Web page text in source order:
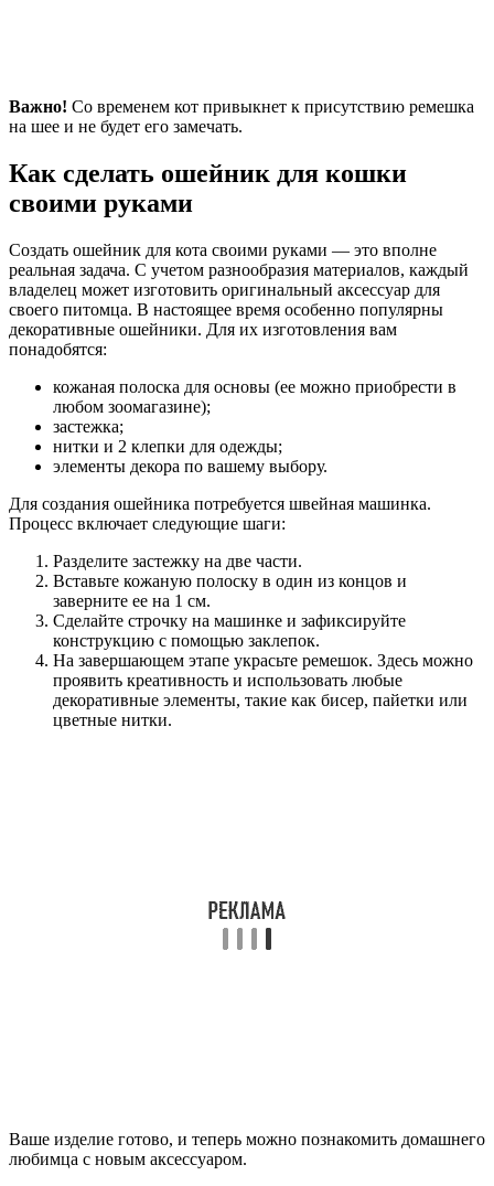
Важно! Со временем кот привыкнет к присутствию ремешка
на шее и не будет его замечать.
Как сделать ошейник для кошки
своими руками
Создать ошейник для кота своими руками — это вполне
реальная задача. С учетом разнообразия материалов, каждый
владелец может изготовить оригинальный аксессуар для
своего питомца. В настоящее время особенно популярны
декоративные ошейники. Для их изготовления вам
понадобятся:
кожаная полоска для основы (ее можно приобрести в
любом зоомагазине);
застежка;
нитки и 2 клепки для одежды;
элементы декора по вашему выбору.
Для создания ошейника потребуется швейная машинка.
Процесс включает следующие шаги:
Разделите застежку на две части.
Вставьте кожаную полоску в один из концов и
заверните ее на 1 см.
Сделайте строчку на машинке и зафиксируйте
конструкцию с помощью заклепок.
На завершающем этапе украсьте ремешок. Здесь можно
проявить креативность и использовать любые
декоративные элементы, такие как бисер, пайетки или
цветные нитки.
Ваше изделие готово, и теперь можно познакомить домашнего
любимца с новым аксессуаром.